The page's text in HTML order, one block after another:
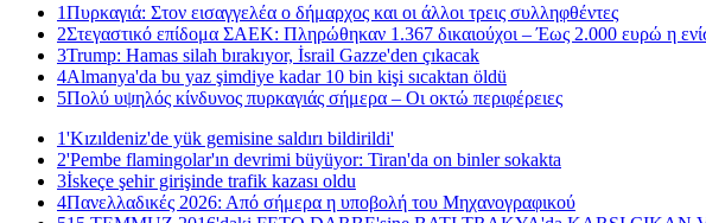
1Πυρκαγιά: Στον εισαγγελέα ο δήμαρχος και οι άλλοι τρεις συλληφθέντες
2Στεγαστικό επίδομα ΣΑΕΚ: Πληρώθηκαν 1.367 δικαιούχοι – Έως 2.000 ευρώ η
3Trump: Hamas silah bırakıyor, İsrail Gazze'den çıkacak
4Almanya'da bu yaz şimdiye kadar 10 bin kişi sıcaktan öldü
5Πολύ υψηλός κίνδυνος πυρκαγιάς σήμερα – Οι οκτώ περιφέρειες
1'Kızıldeniz'de yük gemisine saldırı bildirildi'
2'Pembe flamingolar'ın devrimi büyüyor: Tiran'da on binler sokakta
3İskeçe şehir girişinde trafik kazası oldu
4Πανελλαδικές 2026: Από σήμερα η υποβολή του Μηχανογραφικού